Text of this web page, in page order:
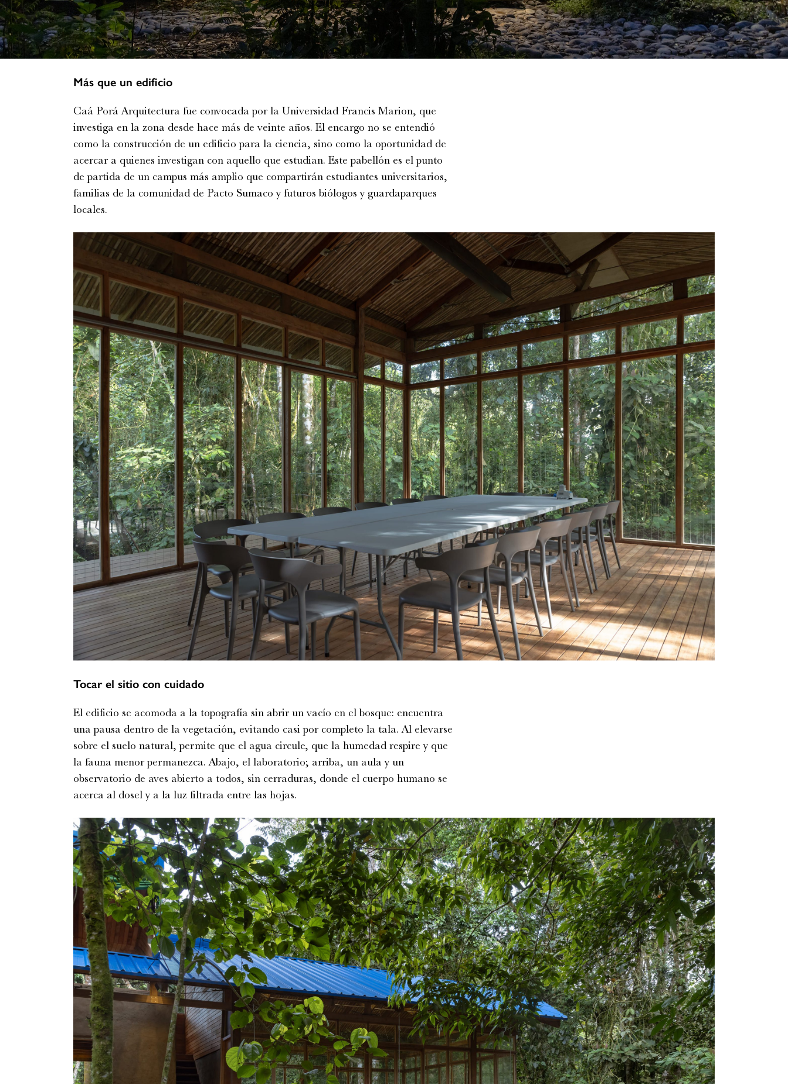
Más que un edificio
Caá Porá Arquitectura fue convocada por la Universidad Francis Marion, que
investiga en la zona desde hace más de veinte años. El encargo no se entendió
como la construcción de un edificio para la ciencia, sino como la oportunidad de
acercar a quienes investigan con aquello que estudian. Este pabellón es el punto
de partida de un campus más amplio que compartirán estudiantes universitarios,
familias de la comunidad de Pacto Sumaco y futuros biólogos y guardaparques
locales.
Tocar el sitio con cuidado
El edificio se acomoda a la topografía sin abrir un vacío en el bosque: encuentra
una pausa dentro de la vegetación, evitando casi por completo la tala. Al elevarse
sobre el suelo natural, permite que el agua circule, que la humedad respire y que
la fauna menor permanezca. Abajo, el laboratorio; arriba, un aula y un
observatorio de aves abierto a todos, sin cerraduras, donde el cuerpo humano se
acerca al dosel y a la luz filtrada entre las hojas.